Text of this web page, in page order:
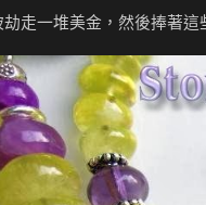
劫走一堆美金，然後捧著